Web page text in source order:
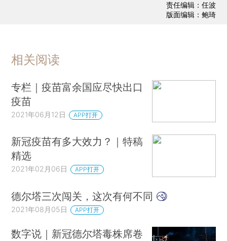
责任编辑：任波
版面编辑：鲍琦
相关阅读
专栏｜疫苗富余国应尽快出口
疫苗
2021年06月12日 APP打开
新冠疫苗有多大效力？｜特稿
精选
2021年02月06日 APP打开
德尔塔三次闯关，这次有何不同
2021年08月05日 APP打开
数字说｜新冠德尔塔毒株席卷